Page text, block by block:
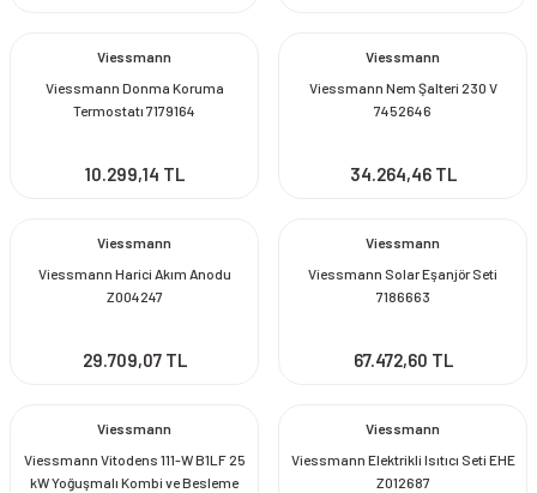
Viessmann
Viessmann Donma Koruma
Termostatı 7179164
10.299,14 TL
Viessmann
Viessmann Nem Şalteri 230 V
7452646
34.264,46 TL
Viessmann
Viessmann Harici Akım Anodu
Z004247
29.709,07 TL
Viessmann
Viessmann Solar Eşanjör Seti
7186663
67.472,60 TL
Viessmann
Viessmann Vitodens 111-W B1LF 25
kW Yoğuşmalı Kombi ve Besleme
Viessmann
Viessmann Elektrikli Isıtıcı Seti EHE
Z012687